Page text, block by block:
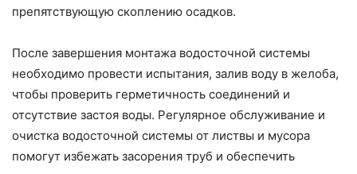
препятствующую скоплению осадков.
После завершения монтажа водосточной системы
необходимо провести испытания, залив воду в желоба,
чтобы проверить герметичность соединений и
отсутствие застоя воды. Регулярное обслуживание и
очистка водосточной системы от листвы и мусора
помогут избежать засорения труб и обеспечить